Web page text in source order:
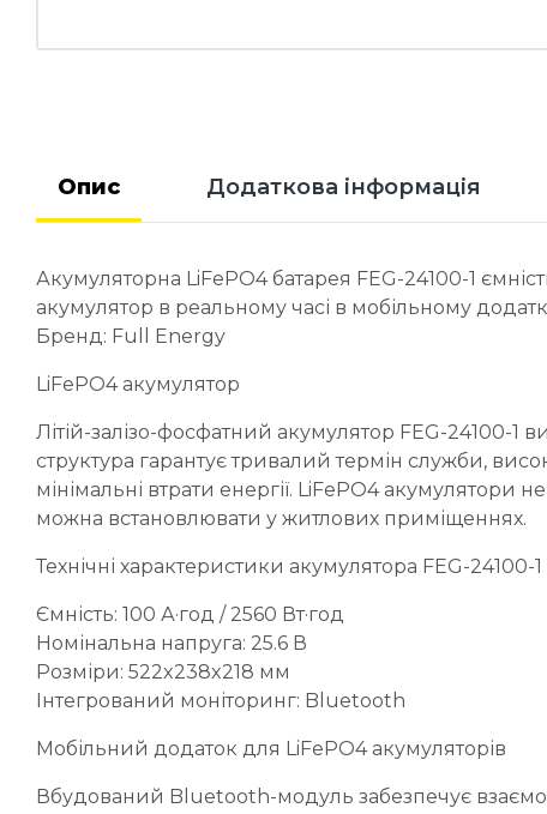
Опис Додаткова інформація
Акумуляторна LiFePO4 батарея FEG-24100-1
акумулятор в реальному часі в мобільному
Бренд: Full Energy
LiFePO4 акумулятор
Літій-залізо-фосфатний акумулятор FEG-24100-1
структура гарантує тривалий термін служби,
мінімальні втрати енергії. LiFePO4 акумулятори
можна встановлювати у житлових приміщеннях.
Технічні характеристики акумулятора FEG-24100-1
Ємність: 100 А·год / 2560 Вт·год
Номінальна напруга: 25.6 В
Розміри: 522x238x218 мм
Інтегрований моніторинг: Bluetooth
Мобільний додаток для LiFePO4 акумуляторів
Вбудований Bluetooth-модуль забезпечує